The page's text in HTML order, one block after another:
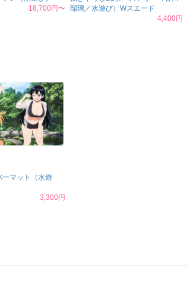
18,700円〜 瑠璃／水遊び）Wスエード
4,400円
ーマット（水遊
3,300円